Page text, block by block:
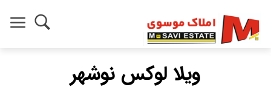
ویلا لوکس نوشهر